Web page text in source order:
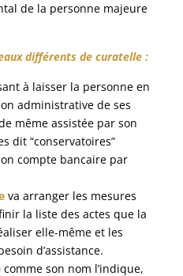
de la personne majeure
différents de curatelle :
à laisser la personne en
administrative de ses
même assistée par son
dit “conservatoires”
compte bancaire par
va arranger les mesures
la liste des actes que la
elle-même et les
d’assistance.
comme son nom l’indique,